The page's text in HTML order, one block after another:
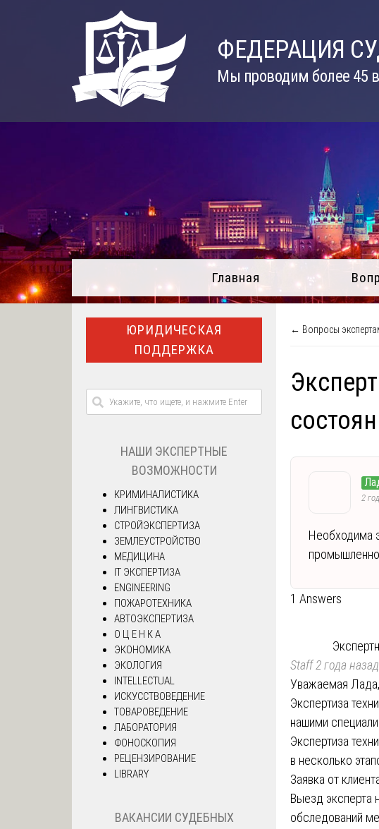
ФЕДЕРАЦИЯ
Мы проводим более 45
Главная
← Вопросы
2
Необходима
1 Answers
Staff2 года назад
Уважаемая
Экспертиза
нашими
Экспертиза
в несколько
Заявка от
Выезд эксперта
обследований
ЮРИДИЧЕСКАЯ
ПОДДЕРЖКА
НАШИ ЭКСПЕРТНЫЕ
ВОЗМОЖНОСТИ
КРИМИНАЛИСТИКА
ЛИНГВИСТИКА
СТРОЙЭКСПЕРТИЗА
ЗЕМЛЕУСТРОЙСТВО
МЕДИЦИНА
IT ЭКСПЕРТИЗА
ENGINEERING
ПОЖАРОТЕХНИКА
АВТОЭКСПЕРТИЗА
О Ц Е Н К А
ЭКОНОМИКА
ЭКОЛОГИЯ
INTELLECTUAL
ИСКУССТВОВЕДЕНИЕ
ТОВАРОВЕДЕНИЕ
ЛАБОРАТОРИЯ
ФОНОСКОПИЯ
РЕЦЕНЗИРОВАНИЕ
LIBRARY
ВАКАНСИИ СУДЕБНЫХ